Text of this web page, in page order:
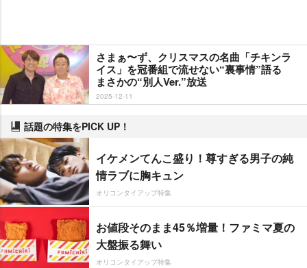
さまぁ〜ず、クリスマスの名曲「チキンラ
イス」を冠番組で流せない“裏事情”語る
まさかの“別人Ver.”放送
2025-12-11
話題の特集をPICK UP！
イケメンてんこ盛り！尊すぎる男子の純
情ラブに胸キュン
オリコンタイアップ特集
お値段そのまま45％増量！ファミマ夏の
大盤振る舞い
オリコンタイアップ特集